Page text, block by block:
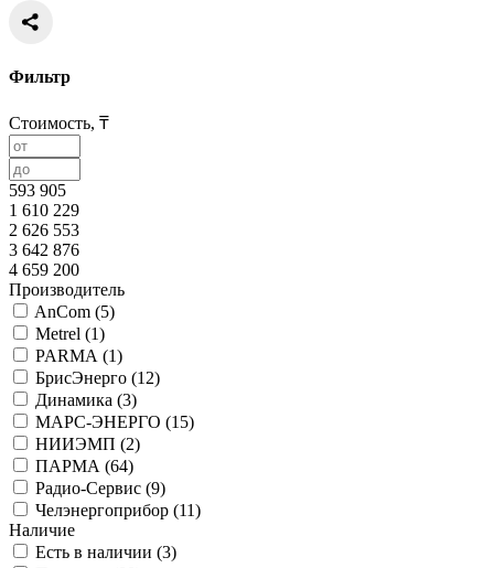
Фильтр
Стоимость, ₸
593 905
1 610 229
2 626 553
3 642 876
4 659 200
Производитель
AnСom (5)
Metrel (1)
PARMA (1)
БрисЭнерго (12)
Динамика (3)
МАРС-ЭНЕРГО (15)
НИИЭМП (2)
ПAРМА (64)
Радио-Сервис (9)
Челэнергоприбор (11)
Наличие
Есть в наличии (3)